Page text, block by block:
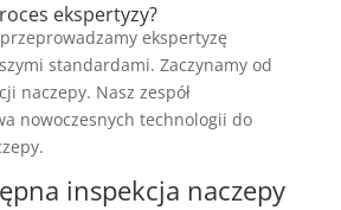
ekspertyzy?
ekspertyzę
standardami. Zaczynamy od
naczepy. Nasz zespół
nowoczesnych technologii do
inspekcja naczepy